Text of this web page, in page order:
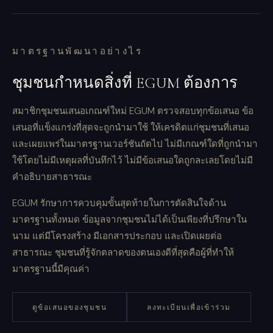
มาตรฐานพัฒนาอย่างไร
ชุมชนกำหนดสิ่งที่ EGUM ต้องการ
สมาชิกชุมชนเสนอเกณฑ์ใหม่ EGUM ตรวจสอบทุกข้อเสนอ ข้อ
เสนอที่แข็งแกร่งที่สุดจะถูกนำมาใช้ ให้เครดิตแก่ชุมชนที่เสนอ
และเผยแพร่ในมาตรฐานเวอร์ชันถัดไป ไม่มีเกณฑ์ใดที่ถูกนำมา
ใช้โดยไม่มีเหตุผลที่บันทึกไว้ ไม่มีข้อเสนอใดถูกละเลยโดยไม่มี
คำอธิบายสาธารณะ
EGUM รักษาการควบคุมขั้นสุดท้ายในการตัดสินใจด้าน
มาตรฐานทั้งหมด ข้อมูลจากชุมชนไม่ได้เป็นเพียงที่ปรึกษาใน
นาม แต่มีโครงสร้าง มีเอกสารประกอบ และเปิดเผยต่อ
สาธารณะ ชุมชนที่รู้จักตลาดของตนเองดีที่สุดคือผู้ที่ทำให้
มาตรฐานนี้มีคุณค่า
ดูข้อเสนอของชุมชน ลงทะเบียนเพื่อเข้าร่วม